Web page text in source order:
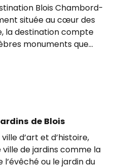
Blois Chambord-
située au cœur des
la destination compte
monuments que
de Blois
d’art et d’histoire,
ville de jardins comme la
ou le jardin du